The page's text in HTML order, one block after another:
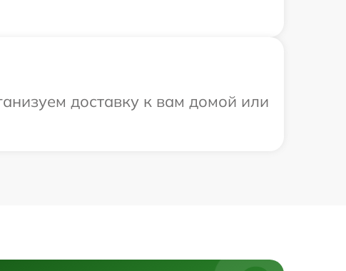
доставку к вам домой или